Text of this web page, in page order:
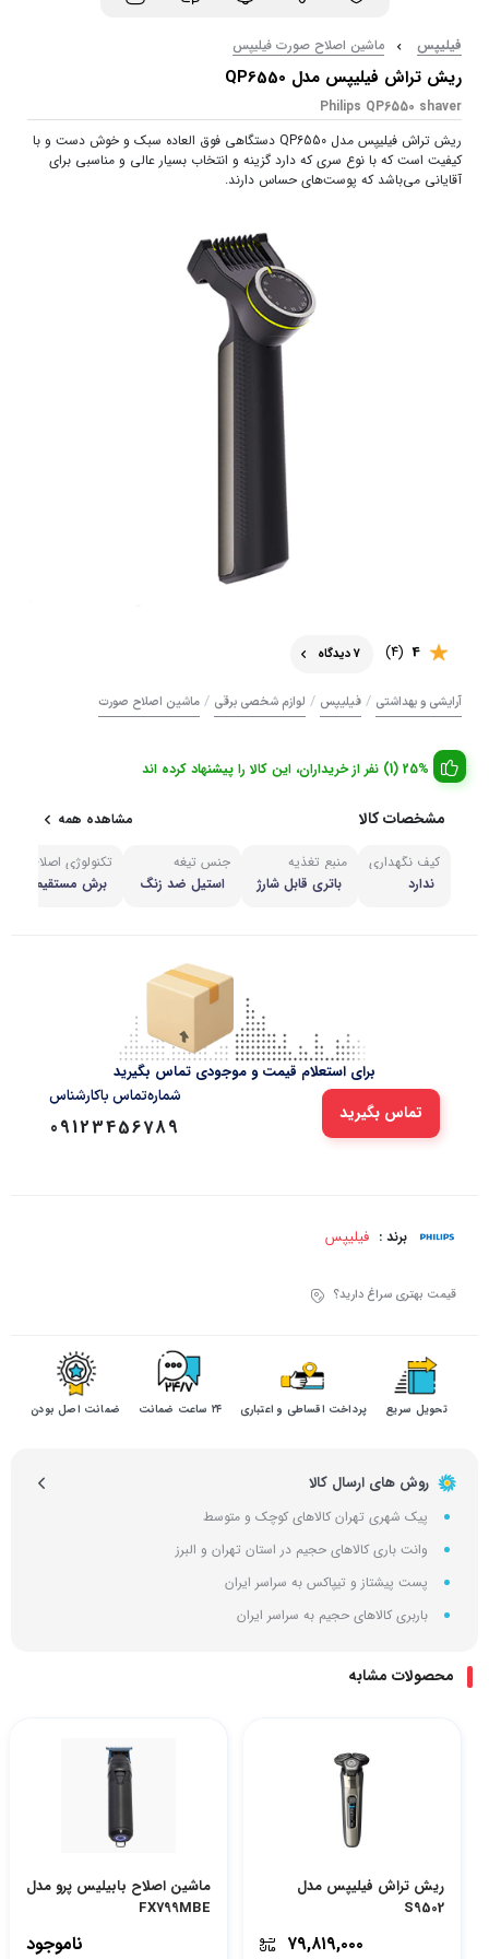
فیلیپس ماشین اصلاح صورت فیلیپس
ریش تراش فیلیپس مدل QP6550
Philips QP6550 shaver
ریش تراش فیلیپس مدل QP6550 دستگاهی فوق العاده سبک و خوش دست و با
کیفیت است که با نوع سری که دارد گزینه و انتخاب بسیار عالی و مناسبی برای
آقایانی می‌باشد که پوست‌های حساس دارند.
4
(4) 7 دیدگاه
آرایشی و بهداشتی / فیلیپس / لوازم شخصی برقی / ماشین اصلاح صورت
25% (1) نفر از خریداران، این کالا را پیشنهاد کرده اند
مشخصات کالا مشاهده همه
کیف نگهداری
ندارد
منبع تغذیه
باتری قابل شارژ
جنس تیغه
استیل ضد زنگ
تکنولوژی اصلاح
برش مستقیم یا
برای استعلام قیمت و موجودی تماس بگیرید
تماس بگیرید
شماره‌تماس‌ با‌کارشناس
09123456789
برند : فیلیپس
قیمت بهتری سراغ دارید؟
تحویل سریع پرداخت اقساطی و اعتباری ۲۴ ساعت ضمانت ضمانت اصل بودن
روش های ارسال کالا
پیک شهری تهران کالاهای کوچک و متوسط
وانت باری کالاهای حجیم در استان تهران و البرز
پست پیشتاز و تیپاکس به سراسر ایران
باربری کالاهای حجیم به سراسر ایران
محصولات مشابه
ریش تراش فیلیپس مدل
S9502
۷۹,۸۱۹,۰۰۰
ماشین اصلاح بابیلیس پرو مدل
FX799MBE
ناموجود